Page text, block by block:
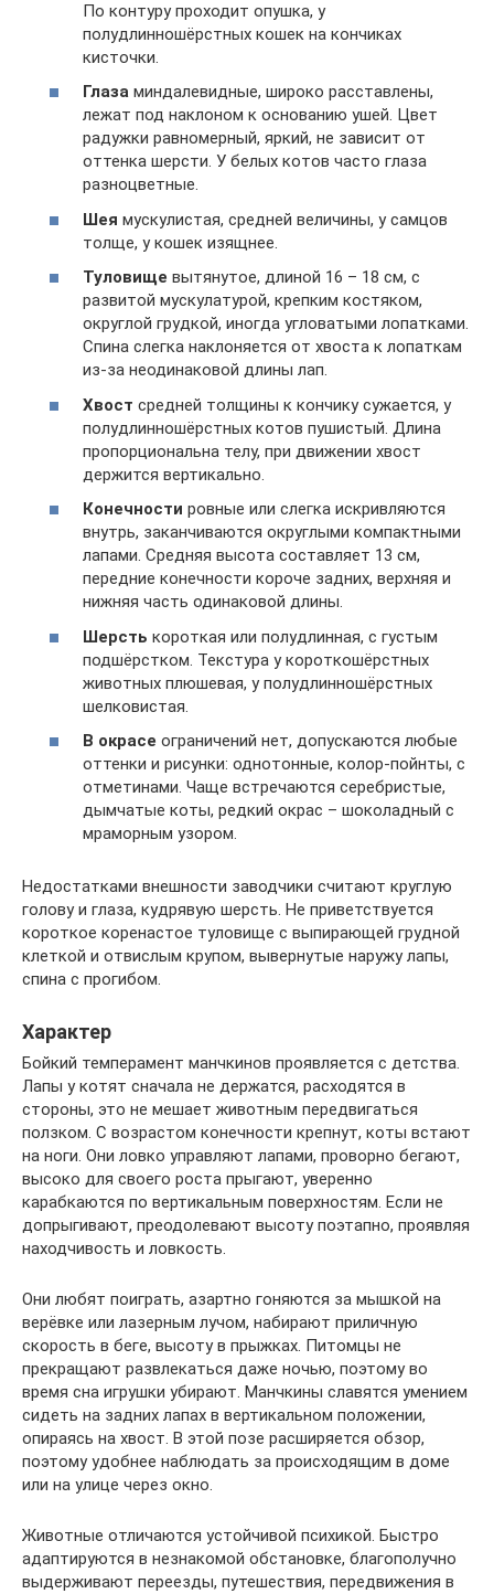
По контуру проходит опушка, у
полудлинношёрстных кошек на кончиках
кисточки.
Глаза миндалевидные, широко расставлены,
лежат под наклоном к основанию ушей. Цвет
радужки равномерный, яркий, не зависит от
оттенка шерсти. У белых котов часто глаза
разноцветные.
Шея мускулистая, средней величины, у самцов
толще, у кошек изящнее.
Туловище вытянутое, длиной 16 – 18 см, с
развитой мускулатурой, крепким костяком,
округлой грудкой, иногда угловатыми лопатками.
Спина слегка наклоняется от хвоста к лопаткам
из-за неодинаковой длины лап.
Хвост средней толщины к кончику сужается, у
полудлинношёрстных котов пушистый. Длина
пропорциональна телу, при движении хвост
держится вертикально.
Конечности ровные или слегка искривляются
внутрь, заканчиваются округлыми компактными
лапами. Средняя высота составляет 13 см,
передние конечности короче задних, верхняя и
нижняя часть одинаковой длины.
Шерсть короткая или полудлинная, с густым
подшёрстком. Текстура у короткошёрстных
животных плюшевая, у полудлинношёрстных
шелковистая.
В окрасе ограничений нет, допускаются любые
оттенки и рисунки: однотонные, колор-пойнты, с
отметинами. Чаще встречаются серебристые,
дымчатые коты, редкий окрас – шоколадный с
мраморным узором.
Недостатками внешности заводчики считают круглую
голову и глаза, кудрявую шерсть. Не приветствуется
короткое коренастое туловище с выпирающей грудной
клеткой и отвислым крупом, вывернутые наружу лапы,
спина с прогибом.
Характер
Бойкий темперамент манчкинов проявляется с детства.
Лапы у котят сначала не держатся, расходятся в
стороны, это не мешает животным передвигаться
ползком. С возрастом конечности крепнут, коты встают
на ноги. Они ловко управляют лапами, проворно бегают,
высоко для своего роста прыгают, уверенно
карабкаются по вертикальным поверхностям. Если не
допрыгивают, преодолевают высоту поэтапно, проявляя
находчивость и ловкость.
Они любят поиграть, азартно гоняются за мышкой на
верёвке или лазерным лучом, набирают приличную
скорость в беге, высоту в прыжках. Питомцы не
прекращают развлекаться даже ночью, поэтому во
время сна игрушки убирают. Манчкины славятся умением
сидеть на задних лапах в вертикальном положении,
опираясь на хвост. В этой позе расширяется обзор,
поэтому удобнее наблюдать за происходящим в доме
или на улице через окно.
Животные отличаются устойчивой психикой. Быстро
адаптируются в незнакомой обстановке, благополучно
выдерживают переезды, путешествия, передвижения в